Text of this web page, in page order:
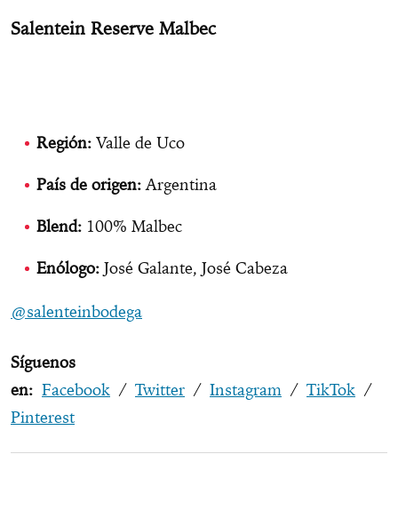
Salentein Reserve Malbec
Región: Valle de Uco
País de origen:Argentina
Blend: 100% Malbec
Enólogo: José Galante, José Cabeza
@salenteinbodega
Síguenos
en: Facebook / Twitter / Instagram / TikTok /
Pinterest